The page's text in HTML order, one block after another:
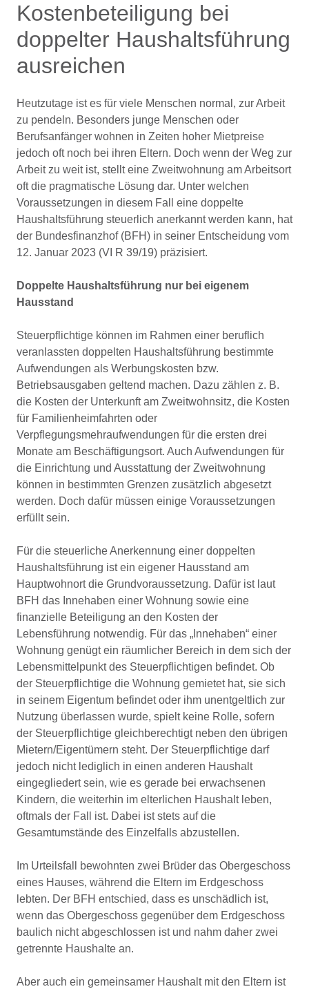
Kostenbeteiligung bei
doppelter Haushaltsführung
ausreichen
Heutzutage ist es für viele Menschen normal, zur Arbeit
zu pendeln. Besonders junge Menschen oder
Berufsanfänger wohnen in Zeiten hoher Mietpreise
jedoch oft noch bei ihren Eltern. Doch wenn der Weg zur
Arbeit zu weit ist, stellt eine Zweitwohnung am Arbeitsort
oft die pragmatische Lösung dar. Unter welchen
Voraussetzungen in diesem Fall eine doppelte
Haushaltsführung steuerlich anerkannt werden kann, hat
der Bundesfinanzhof (BFH) in seiner Entscheidung vom
12. Januar 2023 (VI R 39/19) präzisiert.
Doppelte Haushaltsführung nur bei eigenem
Hausstand
Steuerpflichtige können im Rahmen einer beruflich
veranlassten doppelten Haushaltsführung bestimmte
Aufwendungen als Werbungskosten bzw.
Betriebsausgaben geltend machen. Dazu zählen z. B.
die Kosten der Unterkunft am Zweitwohnsitz, die Kosten
für Familienheimfahrten oder
Verpflegungsmehraufwendungen für die ersten drei
Monate am Beschäftigungsort. Auch Aufwendungen für
die Einrichtung und Ausstattung der Zweitwohnung
können in bestimmten Grenzen zusätzlich abgesetzt
werden. Doch dafür müssen einige Voraussetzungen
erfüllt sein.
Für die steuerliche Anerkennung einer doppelten
Haushaltsführung ist ein eigener Hausstand am
Hauptwohnort die Grundvoraussetzung. Dafür ist laut
BFH das Innehaben einer Wohnung sowie eine
finanzielle Beteiligung an den Kosten der
Lebensführung notwendig. Für das „Innehaben“ einer
Wohnung genügt ein räumlicher Bereich in dem sich der
Lebensmittelpunkt des Steuerpflichtigen befindet. Ob
der Steuerpflichtige die Wohnung gemietet hat, sie sich
in seinem Eigentum befindet oder ihm unentgeltlich zur
Nutzung überlassen wurde, spielt keine Rolle, sofern
der Steuerpflichtige gleichberechtigt neben den übrigen
Mietern/Eigentümern steht. Der Steuerpflichtige darf
jedoch nicht lediglich in einen anderen Haushalt
eingegliedert sein, wie es gerade bei erwachsenen
Kindern, die weiterhin im elterlichen Haushalt leben,
oftmals der Fall ist. Dabei ist stets auf die
Gesamtumstände des Einzelfalls abzustellen.
Im Urteilsfall bewohnten zwei Brüder das Obergeschoss
eines Hauses, während die Eltern im Erdgeschoss
lebten. Der BFH entschied, dass es unschädlich ist,
wenn das Obergeschoss gegenüber dem Erdgeschoss
baulich nicht abgeschlossen ist und nahm daher zwei
getrennte Haushalte an.
Aber auch ein gemeinsamer Haushalt mit den Eltern ist